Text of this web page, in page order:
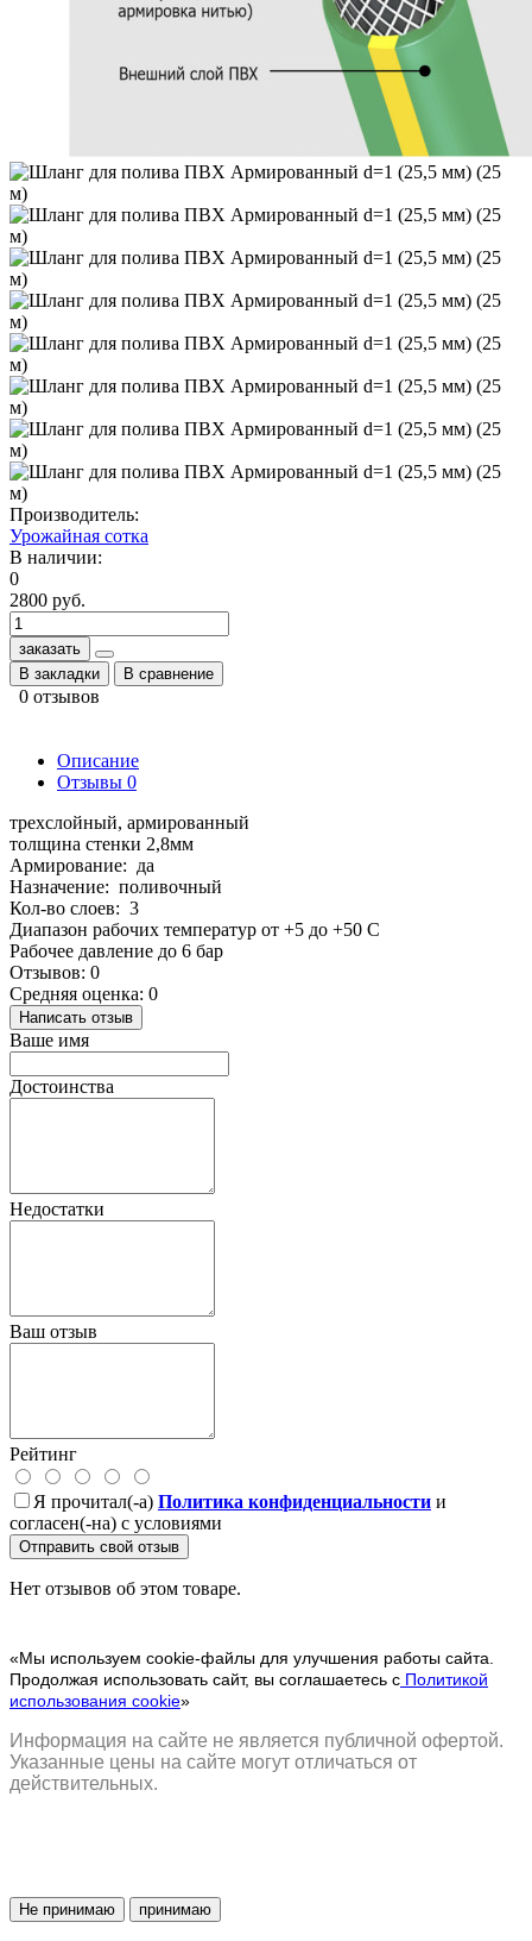
Производитель:
Урожайная сотка
В наличии:
0
2800 руб.
заказать
В закладки
В сравнение
0 отзывов
Описание
Отзывы 0
трехслойный, армированный
толщина стенки 2,8мм
Армирование: да
Назначение: поливочный
Кол-во слоев: 3
Диапазон рабочих температур от +5 до +50 С
Рабочее давление до 6 бар
Отзывов: 0
Средняя оценка: 0
Написать отзыв
Ваше имя
Достоинства
Недостатки
Ваш отзыв
Рейтинг
Я прочитал(-а) Политика конфиденциальности и
согласен(-на) с условиями
Отправить свой отзыв
Нет отзывов об этом товаре.
«Мы используем cookie-файлы для улучшения работы сайта.
Продолжая использовать сайт, вы соглашаетесь с Политикой
использования cookie»
Информация на сайте не является публичной офертой.
Указанные цены на сайте могут отличаться от
действительных.
Не принимаю принимаю